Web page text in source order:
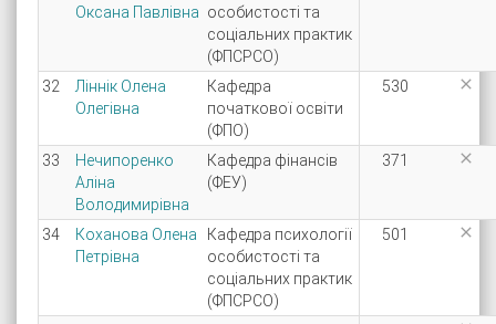
Оксана Павлівна особистості та
соціальних практик
(ФПСРСО)
32
Ліннік Олена
Олегівна
Кафедра
початкової освіти
(ФПО)
530 
33
Нечипоренко
Аліна
Володимирівна
Кафедра фінансів
(ФЕУ)
371 
34
Коханова Олена
Петрівна
Кафедра психології
особистості та
соціальних практик
(ФПСРСО)
501 